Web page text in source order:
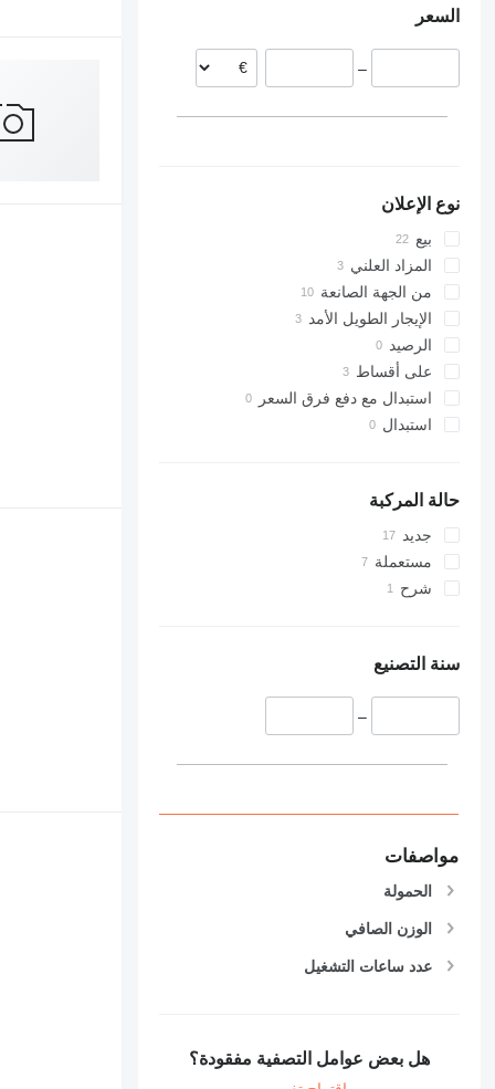
السويد
البرتغال
السعر
–
نوع الإعلان
بيع
المزاد العلني
من الجهة الصانعة
الإيجار الطويل الأمد
الرصيد
على أقساط
استبدال مع دفع فرق السعر
استبدال
حالة المركبة
جديد
مستعملة
شرح
سنة التصنيع
–
مواصفات
الحمولة
الوزن الصافي
عدد ساعات التشغيل
هل بعض عوامل التصفية مفقودة؟